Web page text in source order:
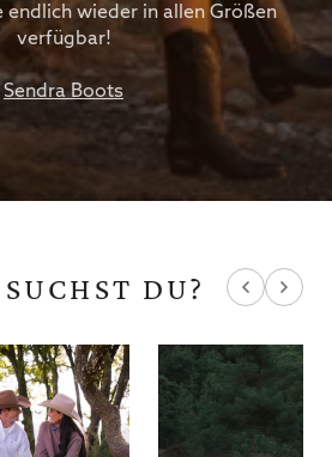
wieder in allen Größen
verfügbar!
Sendra Boots
DU?